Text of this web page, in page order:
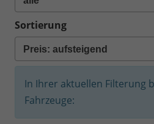
Sortierung
In Ihrer aktuellen Filterung
Fahrzeuge: